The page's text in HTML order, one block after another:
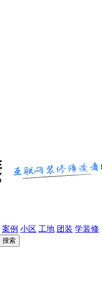
案例 小区 工地 团装 学装修